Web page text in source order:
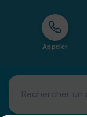
Appeler